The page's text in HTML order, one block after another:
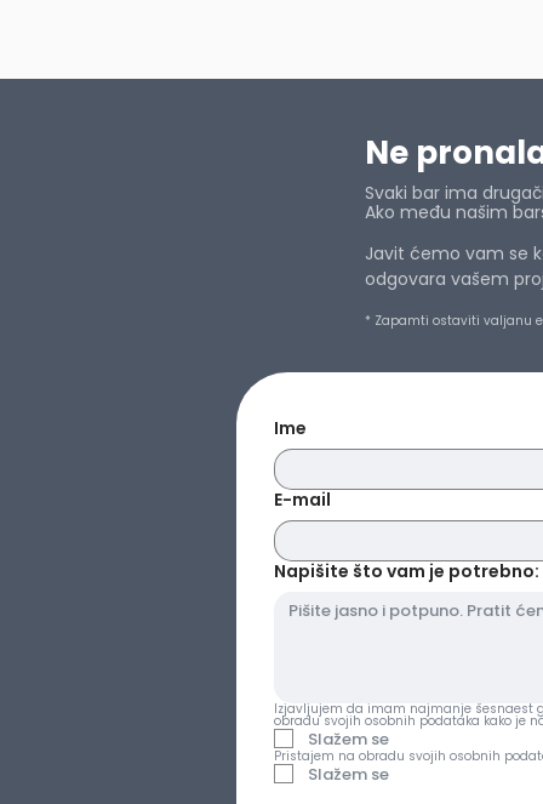
Ne
Svaki bar ima
Ako među našim
Javit ćemo vam se
odgovara vašem
* Zapamti ostaviti valjanu
Ime
E-mail
Napišite što vam je
Izjavljujem da imam najmanje šesnaest
obradu svojih osobnih podataka kako je
Slažem se
Pristajem na obradu svojih osobnih
Slažem se